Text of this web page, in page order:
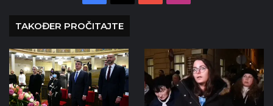
TAKOĐER PROČITAJTE